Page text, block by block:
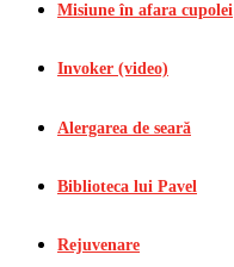
Misiune în afara cupolei
Invoker (video)
Alergarea de seară
Biblioteca lui Pavel
Rejuvenare